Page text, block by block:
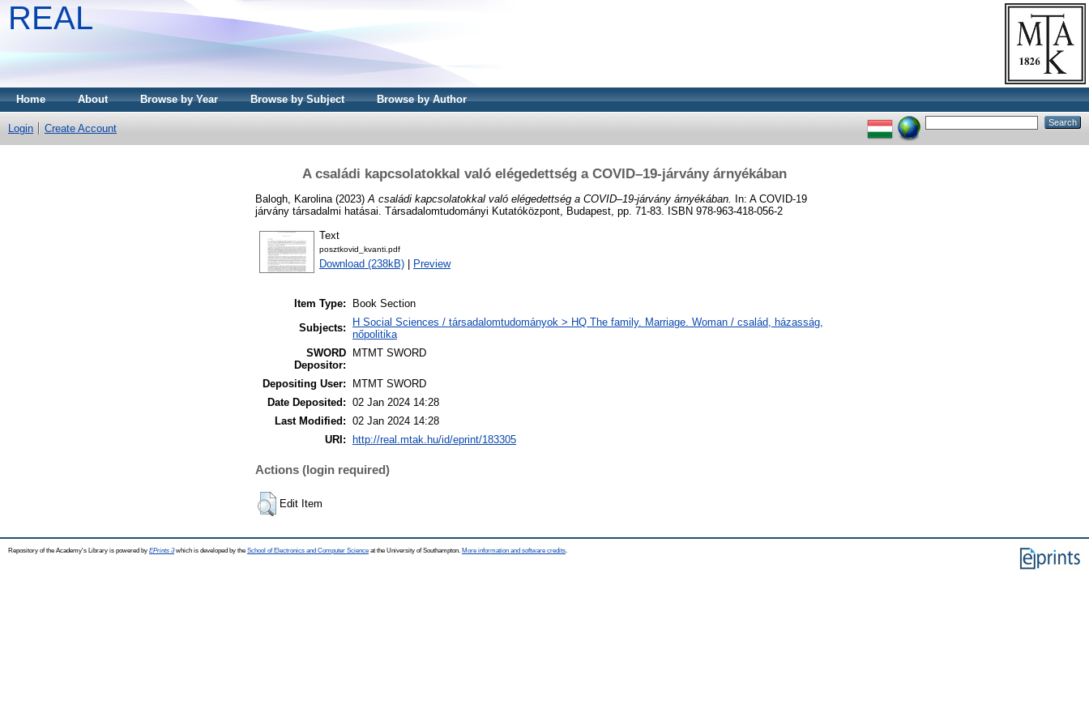
REAL
Home About Browse by Year Browse by Subject Browse by Author
Login Create Account
A családi kapcsolatokkal való elégedettség a COVID–19-járvány árnyékában
Balogh, Karolina (2023) A családi kapcsolatokkal való elégedettség a COVID–19-járvány árnyékában. In: A COVID-19
járvány társadalmi hatásai. Társadalomtudományi Kutatóközpont, Budapest, pp. 71-83. ISBN 978-963-418-056-2
Text
posztkovid_kvanti.pdf
Download (238kB) Preview
Item Type:
Book Section
Subjects:
H Social Sciences / társadalomtudományok > HQ The family. Marriage. Woman / család, házasság,
nőpolitika
SWORD
Depositor:
MTMT SWORD
Depositing User:
MTMT SWORD
Date Deposited: 02 Jan 2024 14:28
Last Modified: 02 Jan 2024 14:28
URI:
http://real.mtak.hu/id/eprint/183305
Actions (login required)
Edit Item
Repository of the Academy's Library is powered by EPrints 3which is developed by the School of Electronics and Computer Science at the University of Southampton. More information and software credits